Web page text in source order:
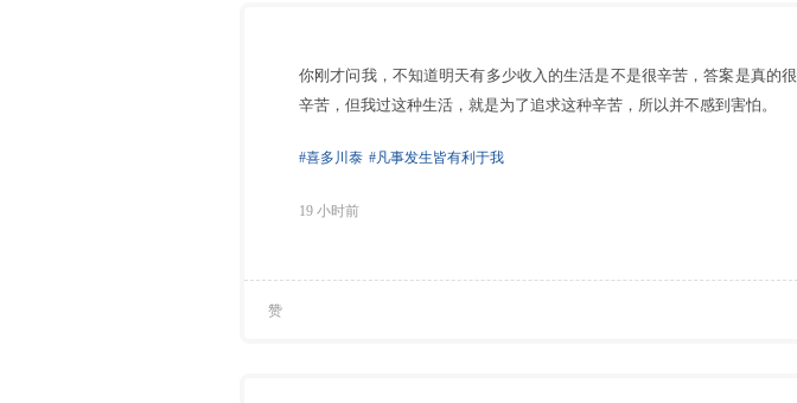
你刚才问我，不知道明天有多少收入的生活是不是很辛苦，答案是真的很
辛苦，但我过这种生活，就是为了追求这种辛苦，所以并不感到害怕。
#喜多川泰 #凡事发生皆有利于我
19 小时前
赞